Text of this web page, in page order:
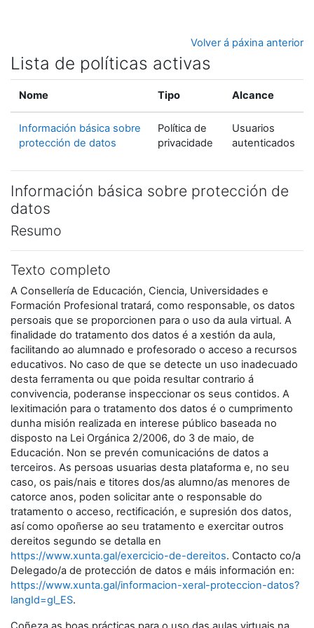
Volver á páxina anterior
Lista de políticas activas
Nome Tipo Alcance
Información básica sobre
protección de datos
Política de
privacidade
Usuarios
autenticados
Información básica sobre protección de
datos
Resumo
Texto completo
A Consellería de Educación, Ciencia, Universidades e
Formación Profesional tratará, como responsable, os datos
persoais que se proporcionen para o uso da aula virtual. A
finalidade do tratamento dos datos é a xestión da aula,
facilitando ao alumnado e profesorado o acceso a recursos
educativos. No caso de que se detecte un uso inadecuado
desta ferramenta ou que poida resultar contrario á
convivencia, poderanse inspeccionar os seus contidos. A
lexitimación para o tratamento dos datos é o cumprimento
dunha misión realizada en interese público baseada no
disposto na Lei Orgánica 2/2006, do 3 de maio, de
Educación. Non se prevén comunicacións de datos a
terceiros. As persoas usuarias desta plataforma e, no seu
caso, os pais/nais e titores dos/as alumno/as menores de
catorce anos, poden solicitar ante o responsable do
tratamento o acceso, rectificación, e supresión dos datos,
así como opoñerse ao seu tratamento e exercitar outros
dereitos segundo se detalla en
https://www.xunta.gal/exercicio-de-dereitos. Contacto co/a
Delegado/a de protección de datos e máis información en:
https://www.xunta.gal/informacion-xeral-proteccion-datos?
langId=gl_ES.